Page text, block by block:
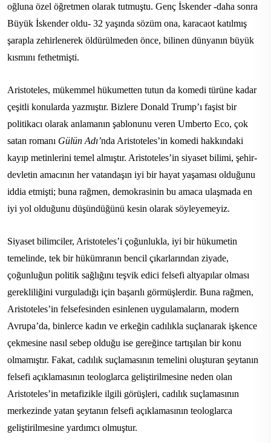
oğluna özel öğretmen olarak tutmuştu. Genç İskender -daha sonra
Büyük İskender oldu- 32 yaşında sözüm ona, karacaot katılmış
şarapla zehirlenerek öldürülmeden önce, bilinen dünyanın büyük
kısmını fethetmişti.
Aristoteles, mükemmel hükumetten tutun da komedi türüne kadar
çeşitli konularda yazmıştır. Bizlere Donald Trump’ı faşist bir
politikacı olarak anlamanın şablonunu veren Umberto Eco, çok
satan romanı Gülün Adı’nda Aristoteles’in komedi hakkındaki
kayıp metinlerini temel almıştır. Aristoteles’in siyaset bilimi, şehir-
devletin amacının her vatandaşın iyi bir hayat yaşaması olduğunu
iddia etmişti; buna rağmen, demokrasinin bu amaca ulaşmada en
iyi yol olduğunu düşündüğünü kesin olarak söyleyemeyiz.
Siyaset bilimciler, Aristoteles’i çoğunlukla, iyi bir hükumetin
temelinde, tek bir hükümranın bencil çıkarlarından ziyade,
çoğunluğun politik sağlığını teşvik edici felsefi altyapılar olması
gerekliliğini vurguladığı için başarılı görmüşlerdir. Buna rağmen,
Aristoteles’in felsefesinden esinlenen uygulamaların, modern
Avrupa’da, binlerce kadın ve erkeğin cadılıkla suçlanarak işkence
çekmesine nasıl sebep olduğu ise gereğince tartışılan bir konu
olmamıştır. Fakat, cadılık suçlamasının temelini oluşturan şeytanın
felsefi açıklamasının teologlarca geliştirilmesine neden olan
Aristoteles’in metafizikle ilgili görüşleri, cadılık suçlamasının
merkezinde yatan şeytanın felsefi açıklamasının teologlarca
geliştirilmesine yardımcı olmuştur.